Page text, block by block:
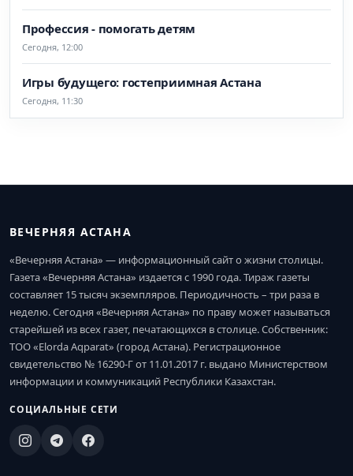
Профессия - помогать детям
Сегодня, 12:00
Игры будущего: гостеприимная Астана
Сегодня, 11:30
ВЕЧЕРНЯЯ АСТАНА
«Вечерняя Астана» — информационный сайт о жизни столицы.
Газета «Вечерняя Астана» издается с 1990 года. Тираж газеты
составляет 15 тысяч экземпляров. Периодичность – три раза в
неделю. Сегодня «Вечерняя Астана» по праву может называться
старейшей из всех газет, печатающихся в столице. Собственник:
ТОО «Elorda Aqparat» (город Астана). Регистрационное
свидетельство № 16290-Г от 11.01.2017 г. выдано Министерством
информации и коммуникаций Республики Казахстан.
СОЦИАЛЬНЫЕ СЕТИ